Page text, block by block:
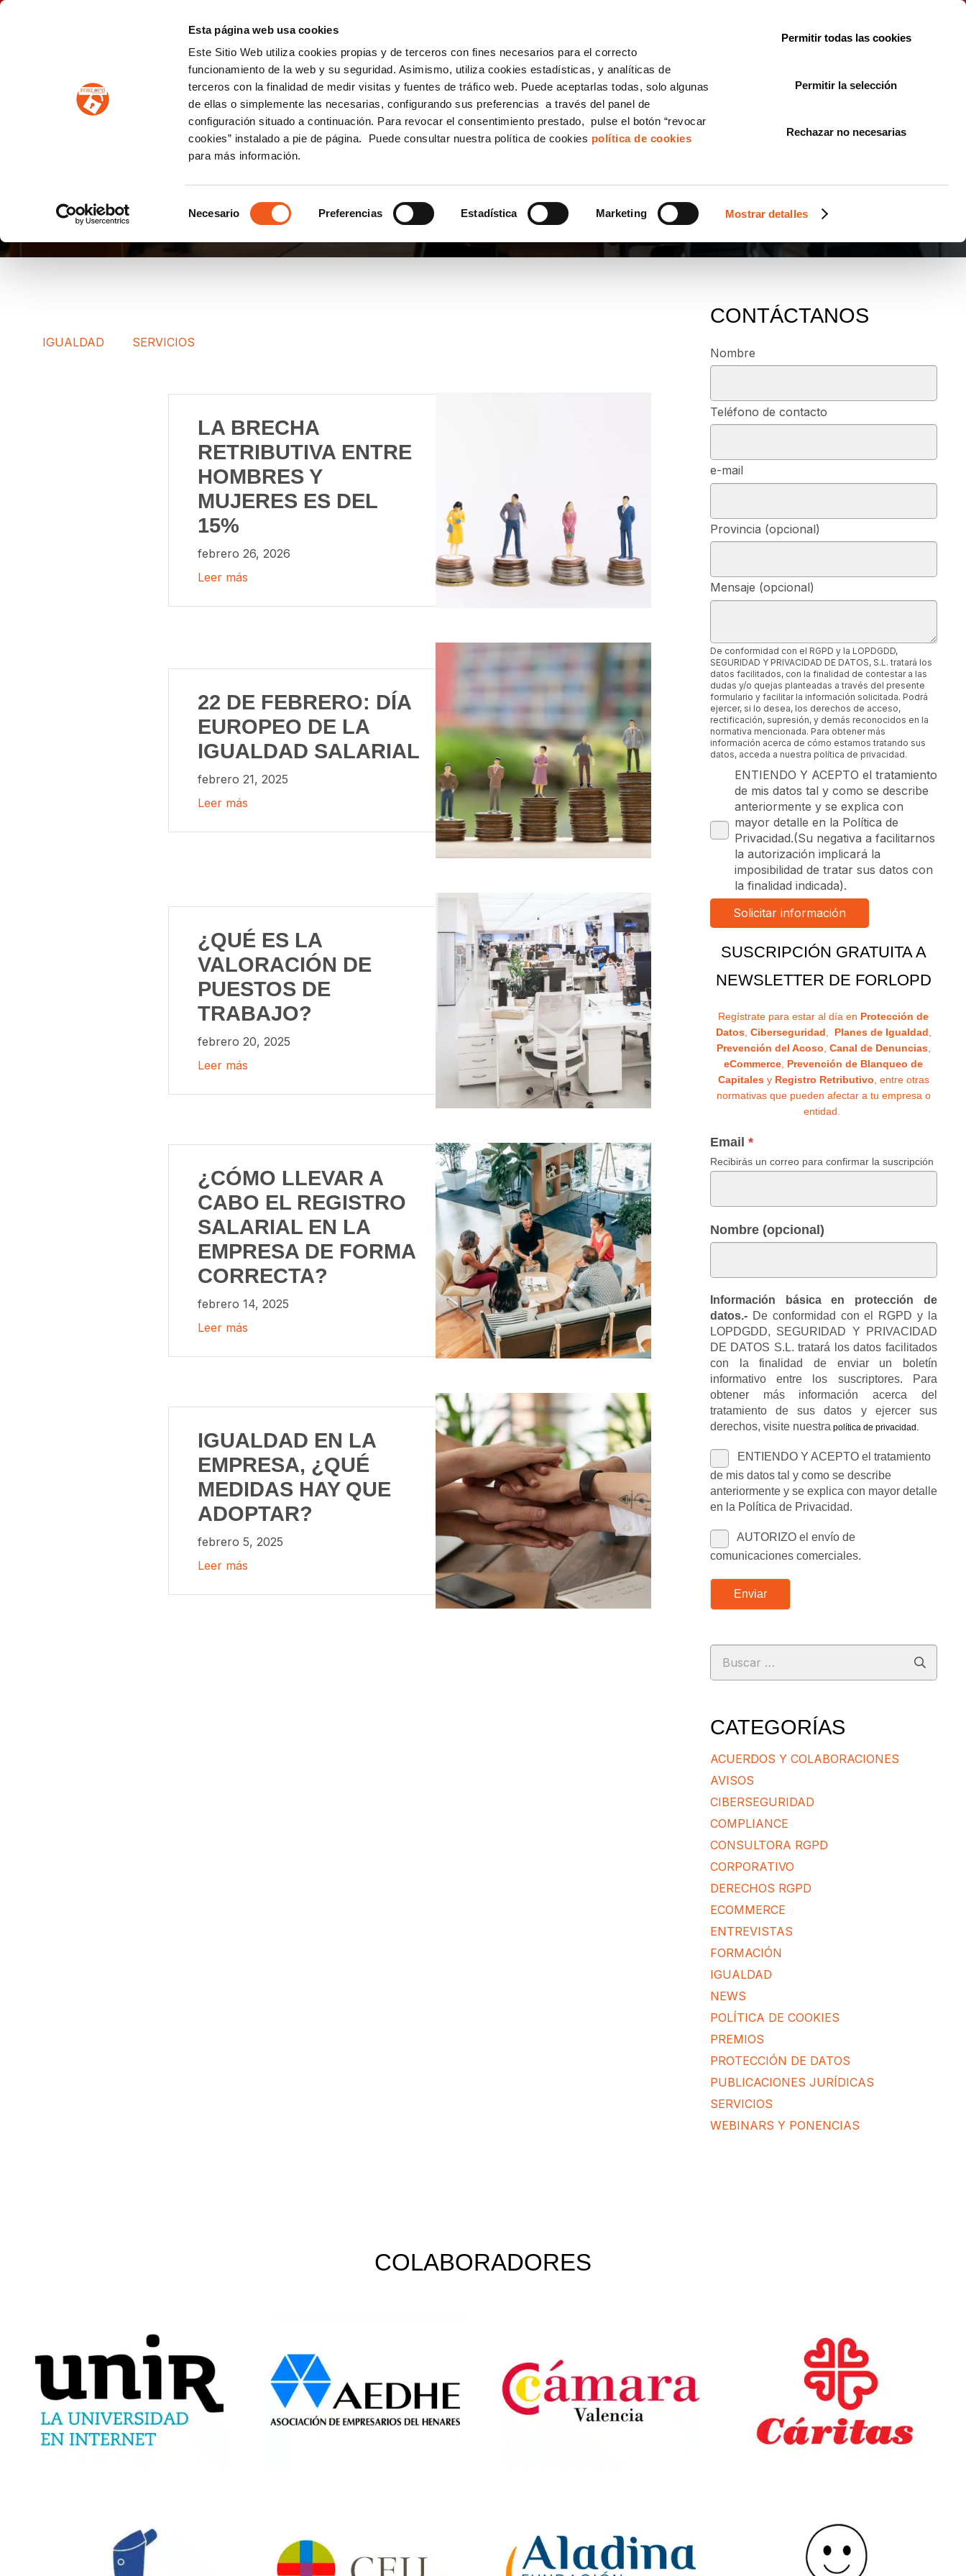
Esta página web usa cookies
Este Sitio Web utiliza cookies propias y de terceros con fines necesarios para el correcto
funcionamiento de la web y su seguridad. Asimismo, utiliza cookies estadísticas, y analíticas de
terceros con la finalidad de medir visitas y fuentes de tráfico web. Puede aceptarlas todas, solo algunas
de ellas o simplemente las necesarias, configurando sus preferencias a través del panel de
configuración situado a continuación. Para revocar el consentimiento prestado, pulse el botón “revocar
cookies” instalado a pie de página. Puede consultar nuestra política de cookies política de cookies
para más información.
de
Necesario Preferencias Estadística Marketing Mostrar detalles
Permitir todas las cookies
Permitir la selección
Rechazar no necesarias
PROTECCION DE DATOS IGUALDAD CONSULTORÍA ECOMMERCE LSSI CANAL DENUNCIAS
IGUALDAD SALARIAL
IGUALDAD SERVICIOS
LA BRECHA
RETRIBUTIVA ENTRE
HOMBRES Y
MUJERES ES DEL
15%
febrero 26, 2026
Leer más
22 DE FEBRERO: DÍA
EUROPEO DE LA
IGUALDAD SALARIAL
febrero 21, 2025
Leer más
¿QUÉ ES LA
VALORACIÓN DE
PUESTOS DE
TRABAJO?
febrero 20, 2025
Leer más
¿CÓMO LLEVAR A
CABO EL REGISTRO
SALARIAL EN LA
EMPRESA DE FORMA
CORRECTA?
febrero 14, 2025
Leer más
IGUALDAD EN LA
EMPRESA, ¿QUÉ
MEDIDAS HAY QUE
ADOPTAR?
febrero 5, 2025
Leer más
CONTÁCTANOS
Nombre
Teléfono de contacto
e-mail
Provincia (opcional)
Mensaje (opcional)
De conformidad con el RGPD y la LOPDGDD,
SEGURIDAD Y PRIVACIDAD DE DATOS, S.L. tratará los
datos facilitados, con la finalidad de contestar a las
dudas y/o quejas planteadas a través del presente
formulario y facilitar la información solicitada. Podrá
ejercer, si lo desea, los derechos de acceso,
rectificación, supresión, y demás reconocidos en la
normativa mencionada. Para obtener más
información acerca de cómo estamos tratando sus
datos, acceda a nuestra política de privacidad.
ENTIENDO Y ACEPTO el tratamiento
de mis datos tal y como se describe
anteriormente y se explica con
mayor detalle en la Política de
Privacidad.(Su negativa a facilitarnos
la autorización implicará la
imposibilidad de tratar sus datos con
la finalidad indicada).
SUSCRIPCIÓN GRATUITA A
NEWSLETTER DE FORLOPD
Regístrate para estar al día en Protección de
Datos, Ciberseguridad, Planes de Igualdad,
Prevención del Acoso, Canal de Denuncias,
eCommerce, Prevención de Blanqueo de
Capitalesy Registro Retributivo, entre otras
normativas que pueden afectar a tu empresa o
entidad.
Email
Recibirás un correo para confirmar la suscripción
Nombre (opcional)
Información básica en protección de
datos.-De conformidad con el RGPD y la
LOPDGDD, SEGURIDAD Y PRIVACIDAD
DE DATOS S.L. tratará los datos facilitados
con la finalidad de enviar un boletín
informativo entre los suscriptores. Para
obtener más información acerca del
tratamiento de sus datos y ejercer sus
derechos, visite nuestra política de privacidad .
ENTIENDO Y ACEPTO el tratamiento
de mis datos tal y como se describe
anteriormente y se explica con mayor detalle
en la Política de Privacidad.
AUTORIZO el envío de
comunicaciones comerciales.
Enviar
Buscar:
CATEGORÍAS
ACUERDOS Y COLABORACIONES
AVISOS
CIBERSEGURIDAD
COMPLIANCE
CONSULTORA RGPD
CORPORATIVO
DERECHOS RGPD
ECOMMERCE
ENTREVISTAS
FORMACIÓN
IGUALDAD
NEWS
POLÍTICA DE COOKIES
PREMIOS
PROTECCIÓN DE DATOS
PUBLICACIONES JURÍDICAS
SERVICIOS
WEBINARS Y PONENCIAS
COLABORADORES